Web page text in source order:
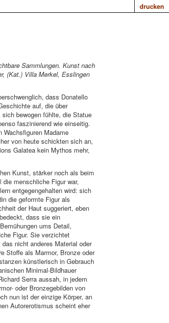
drucken
Sammlungen. Kunst nach
(Kat.) Villa Merkel, Esslingen
dass Donatello
auf, die über
bewogen fühlte, die Statue
faszinierend wie einseitig.
Wachsfiguren Madame
von heute schickten sich an,
Galatea kein Mythos mehr,
Kunst, stärker noch als beim
menschliche Figur war,
entgegengehalten wird: sich
die geformte Figur als
der Haut suggeriert, eben
dass sie ein
ums Detail,
Figur. Sie verzichtet
nicht anderes Material oder
Stoffe als Marmor, Bronze oder
künstlerisch in Gebrauch
Minimal-Bildhauer
Serra aussah, in jedem
oder Bronzegebilden von
nun ist der einzige Körper, an
Autorerotismus scheint eher